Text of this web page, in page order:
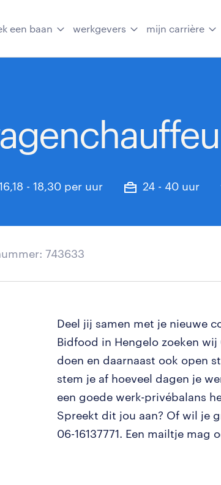
een baan werkgevers mijn carrière
- 18,30 per uur 24 - 40 uur
743633
Deel jij samen met je nieuwe
Bidfood in Hengelo zoeken
doen en daarnaast ook open
stem je af hoeveel dagen je
een goede werk-privébalans
Spreekt dit jou aan? Of wil je
06-16137771. Een mailtje